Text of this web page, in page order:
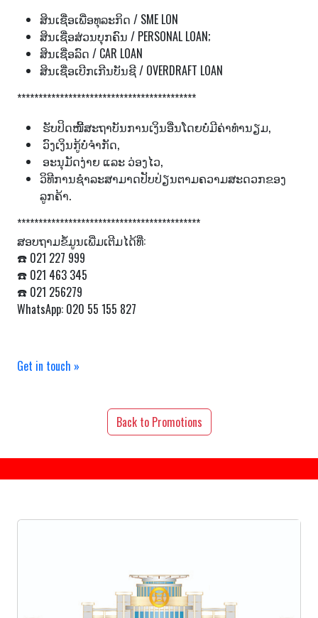
ສິນເຊື່ອເພື່ອທຸລະກິດ / SME LON
ສິນເຊື່ອສ່ວນບຸກຄົນ / PERSONAL LOAN;
ສິນເຊື່ອລົດ / CAR LOAN
ສິນເຊື່ອເບີກເກີນບັນຊີ / OVERDRAFT LOAN
******************************************
ຮັບປິດໜີ້ສະຖາບັນການເງິນອື່ນໂດຍບໍ່ມີຄ່າທຳນຽມ,
ວົງເງິນກູ້ບໍ່ຈຳກັດ,
ອະນຸມັດງ່າຍ ແລະ ວ່ອງໄວ,
ວິທີການຊຳລະສາມາດປັບປ່ຽນຕາມຄວາມສະດວກຂອງ
ລູກຄ້າ.
*******************************************
ສອບຖາມຂໍ້ມູນເພີ່ມເຕີມໄດ້ທີ່:
☎️ 021 227 999
☎️ 021 463 345
☎️ 021 256279
WhatsApp: 020 55 155 827
Get in touch »
Back to Promotions